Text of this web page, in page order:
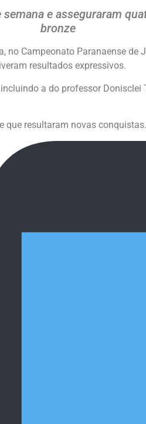
e asseguraram
bronze
no Campeonato Paranaense
resultados expressivos.
a do professor
que resultaram novas conquistas.